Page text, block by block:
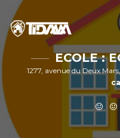
ECOLE :
1277, avenue du Deux